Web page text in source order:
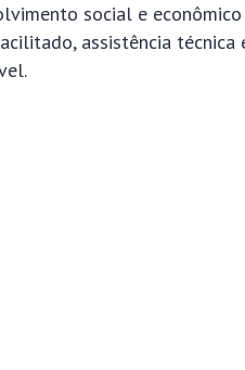
social e econômico
assistência técnica